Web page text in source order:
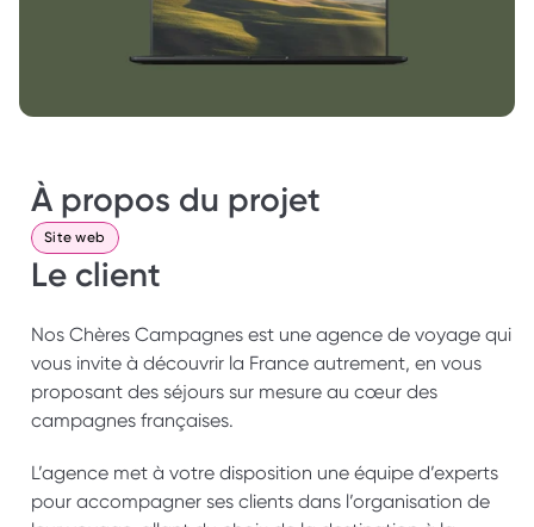
À propos du projet
Site web
Le client
Nos Chères Campagnes est une agence de voyage qui
vous invite à découvrir la France autrement, en vous
proposant des séjours sur mesure au cœur des
campagnes françaises.
L’agence met à votre disposition une équipe d’experts
pour accompagner ses clients dans l’organisation de